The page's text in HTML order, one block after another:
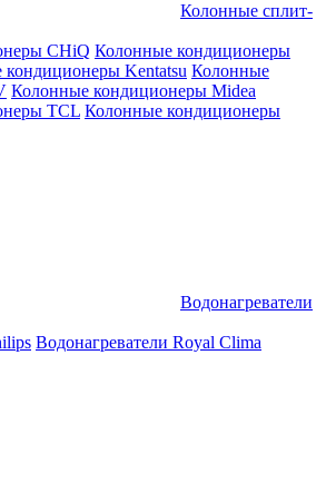
Колонные сплит-
CHiQ Колонные кондиционеры
Kentatsu Колонные
Колонные кондиционеры Midea
TCL Колонные кондиционеры
Водонагреватели
Водонагреватели Royal Clima